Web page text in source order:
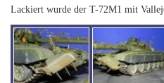
Lackiert wurde der T-72M1 mit